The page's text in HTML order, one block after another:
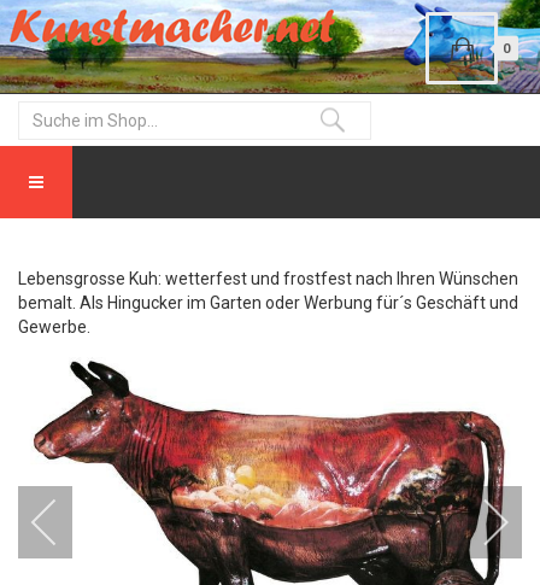
0
Lebensgrosse Kuh: wetterfest und frostfest nach Ihren Wünschen
bemalt. Als Hingucker im Garten oder Werbung für´s Geschäft und
Gewerbe.